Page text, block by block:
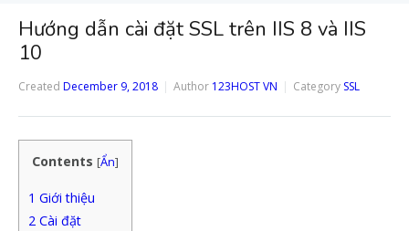
Hướng dẫn cài đặt SSL trên IIS 8 và IIS
10
Created December 9, 2018 Author 123HOST VN Category SSL
Contents [Ẩn]
1 Giới thiệu
2 Cài đặt